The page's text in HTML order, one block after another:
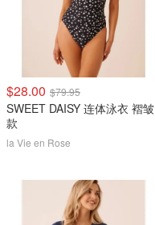
$28.00 $79.95
SWEET DAISY 连体泳衣 褶皱
款
la Vie en Rose